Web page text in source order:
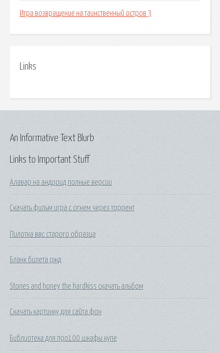
Игра возвращение на таинственный остров 3
Links
Links to Important Stuff
Алавар на андроид полные версии
Скачать фильм игра с огнем через торрент
Пилотка ввс старого образца
Бланк билета ржд
Stones and honey the hardkiss скачать альбом
Скачать картинку для сайта фон
Библиотека для про100 шкафы купе
An Informative Text Blurb